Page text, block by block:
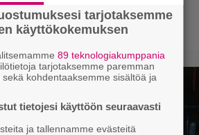
superpäivä –
tarjotaksemme
käyttökokemuksen
89 teknologiakumppania
tarjotaksemme paremman
kohdentaaksemme sisältöä ja
tietojesi käyttöön seuraavasti
ja tallennamme evästeitä